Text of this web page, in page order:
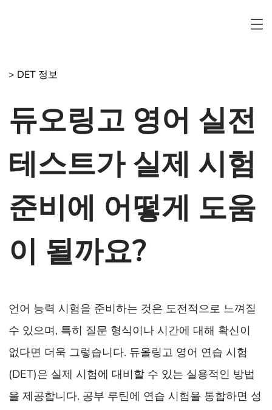
> DET 정보
듀오링고 영어 실전
테스트가 실제 시험
준비에 어떻게 도움
이 될까요?
언어 능력 시험을 준비하는 것은 도전적으로 느껴질
수 있으며, 특히 질문 형식이나 시간에 대해 확신이
없다면 더욱 그렇습니다. 듀올링고 영어 연습 시험
(DET)은 실제 시험에 대비할 수 있는 실용적인 방법
을 제공합니다. 공부 루틴에 연습 시험을 통합하면 성